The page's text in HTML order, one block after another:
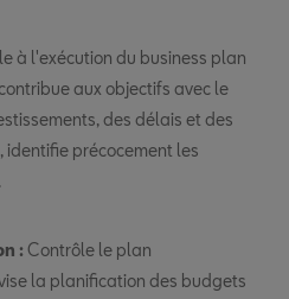
à l'exécution du business plan
aux objectifs avec le
des délais et des
identifie précocement les
: Contrôle le plan
la planification des budgets